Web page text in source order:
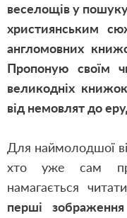
веселощів у
християнським
англомовних
Пропоную своїм
великодніх
від немовлят до
Для наймолодшої
хто уже сам
намагається
перші